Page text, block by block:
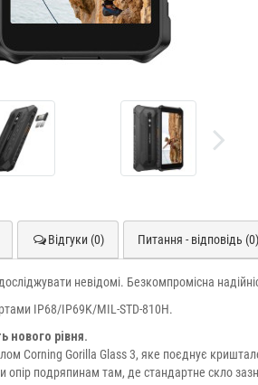
Відгуки (0) Питання - відповідь (0)
невідомі. Безкомпромісна
IP68/IP69K/MIL-STD-810H.
нового рівня.
Corning Gorilla Glass 3, яке поєднує
опір подряпинам там, де стандартне скло